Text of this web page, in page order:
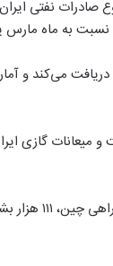
صادرات نفتی
دریافت می‌کند و
گازی ایران